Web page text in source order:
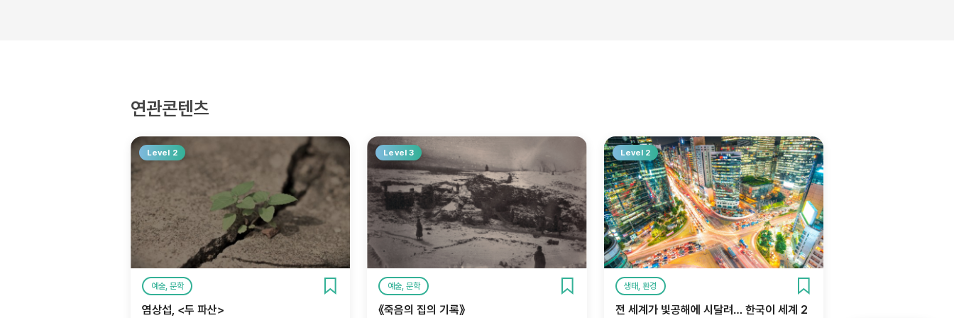
연관콘텐츠
Level 2
예술, 문학
염상섭, <두 파산>
Level 3
예술, 문학
《죽음의 집의 기록》
Level 2
생태, 환경
전 세계가 빛공해에 시달려… 한국이 세계 2